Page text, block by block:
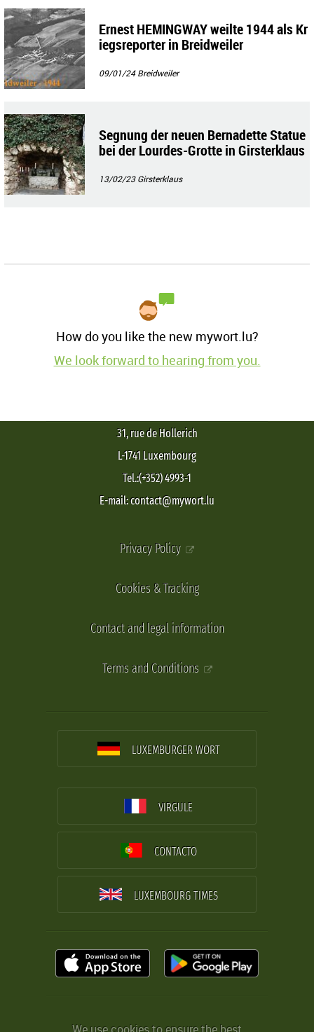
Ernest HEMINGWAY weilte 1944 als Kr
iegsreporter in Breidweiler
09/01/24Breidweiler
Segnung der neuen Bernadette Statue
bei der Lourdes-Grotte in Girsterklaus
13/02/23Girsterklaus
How do you like the new mywort.lu?
We look forward to hearing from you.
31, rue de Hollerich
L-1741 Luxembourg
Tel.:(+352) 4993-1
E-mail: contact@mywort.lu
Privacy Policy
Cookies & Tracking
Contact and legal information
Terms and Conditions
LUXEMBURGER WORT
VIRGULE
CONTACTO
LUXEMBOURG TIMES
We use cookies to ensure the best